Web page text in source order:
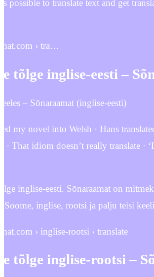
possible to translate text and get
› tra…
tõlge inglise-eesti –
– Sõnaraamat (inglise-eesti)
my novel into Welsh · Hans
That idiom doesn’t really translate ·
inglise-eesti. Sõnaraamat on
Soome, inglise, rootsi ja palju teisi
› inglise-rootsi › translate
tõlge inglise-rootsi –